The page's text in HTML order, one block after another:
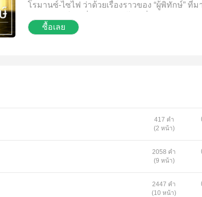
โรมานซ์-ไซไฟ ว่าด้วยเรื่องราวของ “ผู้พิทักษ์” ที่ม
ปกป้องโลกจากการทำลายล้างกันเอง มีหญิงสาวนั
ซื้อเลย
417 คำ
(2 หน้า)
2058 คำ
(9 หน้า)
2447 คำ
(10 หน้า)